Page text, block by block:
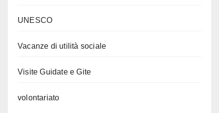
UNESCO
Vacanze di utilità sociale
Visite Guidate e Gite
volontariato